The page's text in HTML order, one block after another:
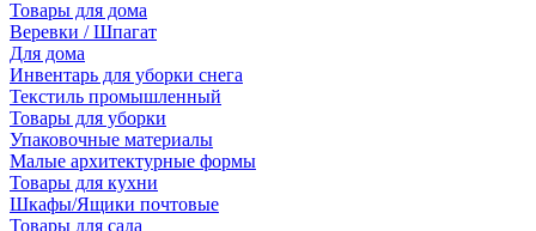
Товары для дома
Веревки / Шпагат
Для дома
Инвентарь для уборки снега
Текстиль промышленный
Товары для уборки
Упаковочные материалы
Малые архитектурные формы
Товары для кухни
Шкафы/Ящики почтовые
Товары для сада